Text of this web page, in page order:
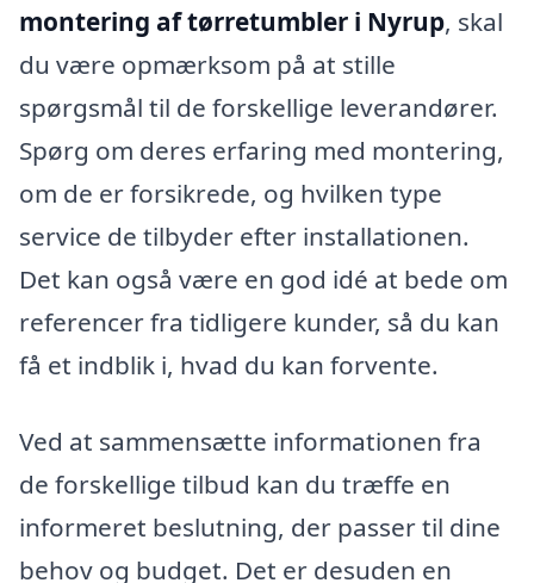
montering af tørretumbler i Nyrup, skal
du være opmærksom på at stille
spørgsmål til de forskellige leverandører.
Spørg om deres erfaring med montering,
om de er forsikrede, og hvilken type
service de tilbyder efter installationen.
Det kan også være en god idé at bede om
referencer fra tidligere kunder, så du kan
få et indblik i, hvad du kan forvente.
Ved at sammensætte informationen fra
de forskellige tilbud kan du træffe en
informeret beslutning, der passer til dine
behov og budget. Det er desuden en